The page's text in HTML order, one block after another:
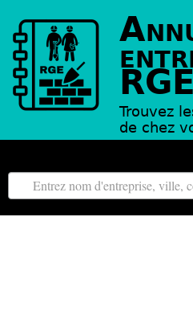
RGE
Trouvez
de chez
Autour de moi